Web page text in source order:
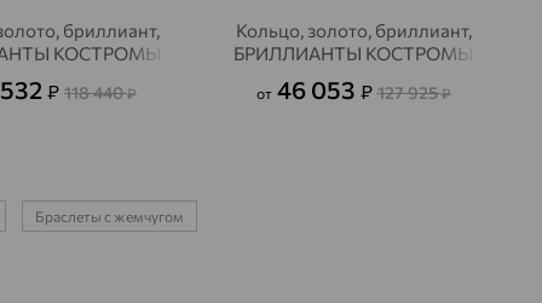
бриллиант,
КОСТРОМЫ
₽ 118 440₽
Кольцо, золото, бриллиант,
БРИЛЛИАНТЫ КОСТРОМЫ
от 46 053 ₽ 127 925₽
Браслеты с жемчугом